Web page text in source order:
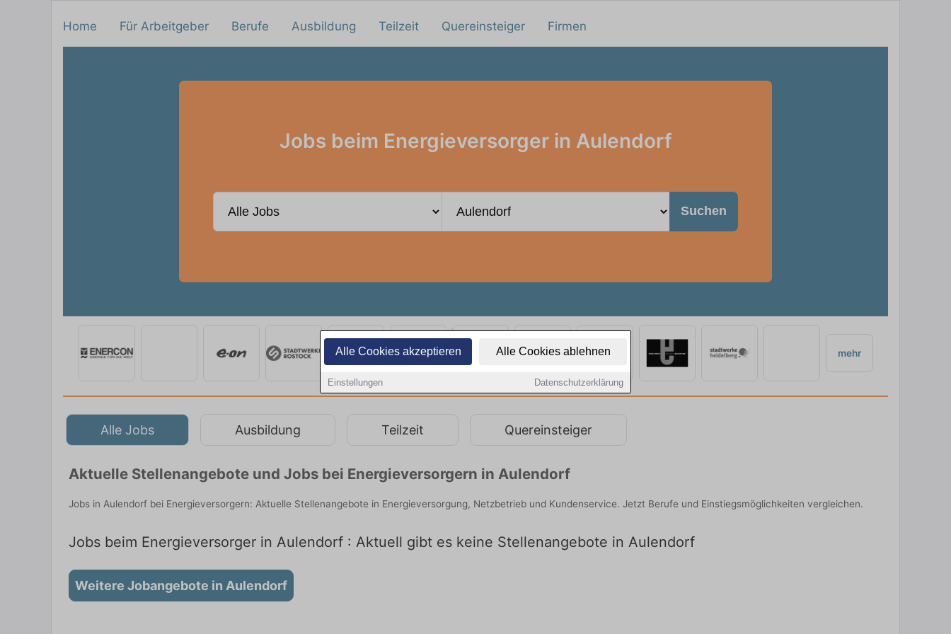
Alle Cookies akzeptieren Alle Cookies ablehnen
Einstellungen Datenschutzerklärung
Home Für Arbeitgeber Berufe Ausbildung Teilzeit Quereinsteiger Firmen
Jobs beim Energieversorger in Aulendorf
Suchen
mehr
Alle Jobs Ausbildung Teilzeit Quereinsteiger
Aktuelle Stellenangebote und Jobs bei Energieversorgern in Aulendorf
Jobs in Aulendorf bei Energieversorgern: Aktuelle Stellenangebote in Energieversorgung, Netzbetrieb und Kundenservice. Jetzt Berufe und Einstiegsmöglichkeiten vergleichen.
Jobs beim Energieversorger in Aulendorf : Aktuell gibt es keine Stellenangebote in Aulendorf
Weitere Jobangebote in Aulendorf